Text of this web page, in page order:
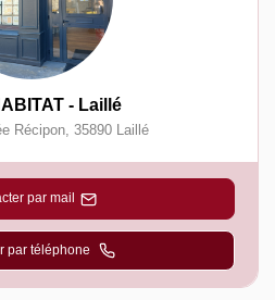
- Laillé
Récipon, 35890 Laillé
par mail
par téléphone